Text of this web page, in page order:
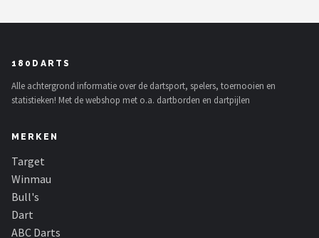
180DARTS
Alle achtergrond informatie over de dartsport, spelers, toernooien en
statistieken! Met de webshop met o.a. dartborden en dartpijlen
MERKEN
Target
Winmau
Bull's
Dart
ABC Darts